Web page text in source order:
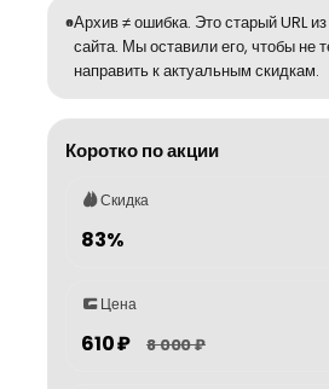
Архив ≠ ошибка. Это старый URL
сайта. Мы оставили его, чтобы не
направить к актуальным скидкам.
Коротко по акции
Скидка
83%
Цена
610 ₽ 8 000 ₽